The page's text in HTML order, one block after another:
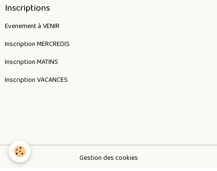
Inscriptions
Evenement à VENIR
Inscription MERCREDIS
Inscription MATINS
Inscription VACANCES
Gestion des cookies